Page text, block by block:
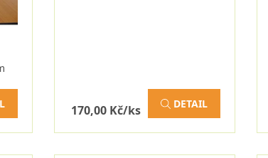
170,00 Kč/ks DETAIL